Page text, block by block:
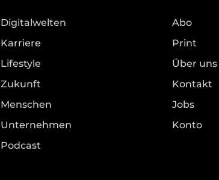
Digitalwelten
Karriere
Lifestyle
Zukunft
Menschen
Unternehmen
Podcast
Abo
Print
Über uns
Kontakt
Jobs
Konto